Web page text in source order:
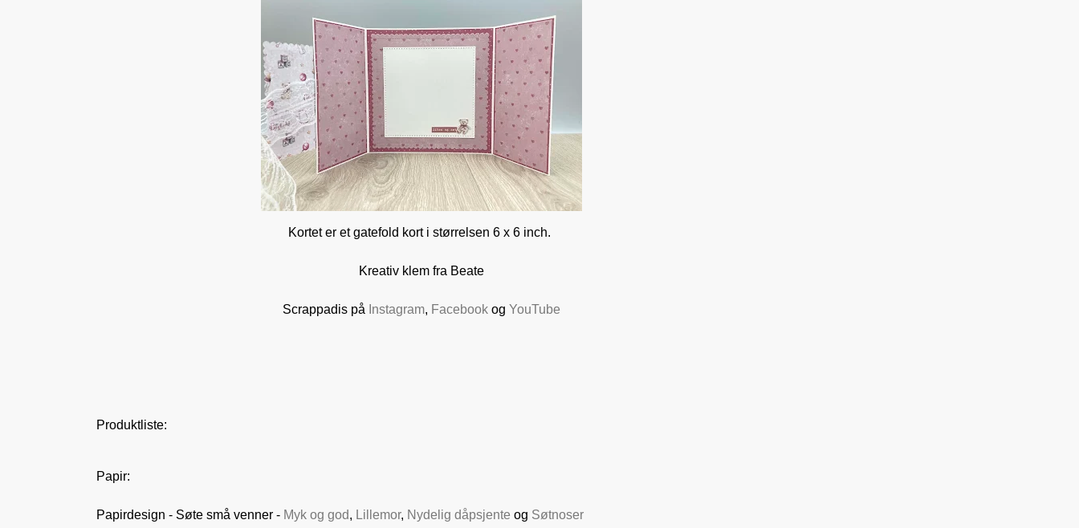
Kortet er et gatefold kort i størrelsen 6 x 6 inch.
Kreativ klem fra Beate
Scrappadis på Instagram, Facebookog YouTube
Produktliste:
Papir:
Papirdesign - Søte små venner - Myk og god, Lillemor, Nydelig dåpsjente og Søtnoser